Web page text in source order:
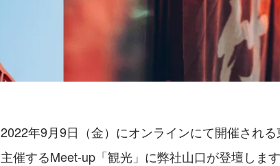
2022年9月9日（金）にオンラインにて開催され
主催するMeet-up「観光」に弊社山口が登壇します